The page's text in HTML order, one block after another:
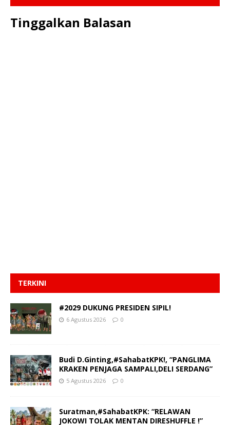
Tinggalkan Balasan
TERKINI
#2029 DUKUNG PRESIDEN SIPIL!
6 Agustus 2026 0
Budi D.Ginting,#SahabatKPK!, “PANGLIMA
KRAKEN PENJAGA SAMPALI,DELI SERDANG”
5 Agustus 2026 0
Suratman,#SahabatKPK: “RELAWAN
JOKOWI TOLAK MENTAN DIRESHUFFLE !”